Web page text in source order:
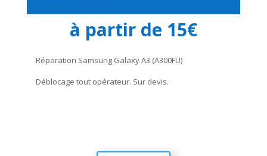
à partir de 15€
Réparation Samsung Galaxy A3 (A300FU)
Déblocage tout opérateur. Sur devis.